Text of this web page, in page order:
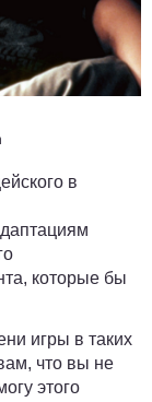
в
которые бы
игры в таких
что вы не
этого